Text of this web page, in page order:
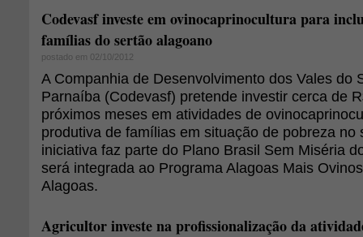
Codevasf investe em ovinocaprinocultura para
famílias do sertão alagoano
postado em 02/10/2012
A Companhia de Desenvolvimento dos Vales do
Parnaíba (Codevasf) pretende investir cerca de
próximos meses em atividades de
produtiva de famílias em situação de pobreza no
iniciativa faz parte do Plano Brasil Sem Miséria
será integrada ao Programa Alagoas Mais
Alagoas.
Agricultor investe na profissionalização da